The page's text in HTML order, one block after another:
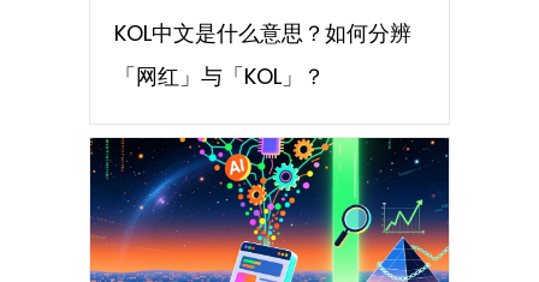
KOL中文是什么意思？如何分辨
「网红」与「KOL」？